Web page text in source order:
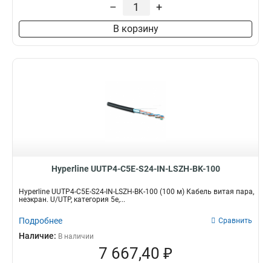
– +
В корзину
Hyperline UUTP4-C5E-S24-IN-LSZH-BK-100
Hyperline UUTP4-C5E-S24-IN-LSZH-BK-100 (100 м) Кабель витая пара,
неэкран. U/UTP, категория 5e,...
Подробнее Сравнить
Наличие: В наличии
7 667,40 ₽